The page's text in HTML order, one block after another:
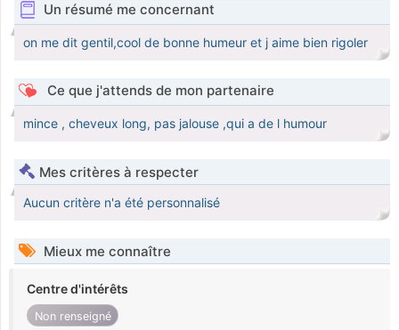
Un résumé me concernant
on me dit gentil,cool de bonne humeur et j aime bien rigoler
Ce que j'attends de mon partenaire
mince , cheveux long, pas jalouse ,qui a de l humour
Mes critères à respecter
Aucun critère n'a été personnalisé
Mieux me connaître
Centre d'intérêts
Non renseigné